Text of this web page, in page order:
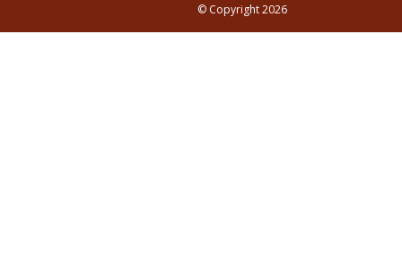
© Copyright 2026